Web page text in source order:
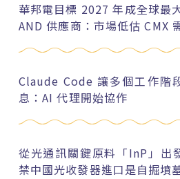
華邦電目標 2027 年成全球最
AND 供應商：市場低估 CMX
Claude Code 讓多個工作階
息：AI 代理開始協作
從光通訊關鍵原料「InP」出
禁中國光收發器進口是自掘墳